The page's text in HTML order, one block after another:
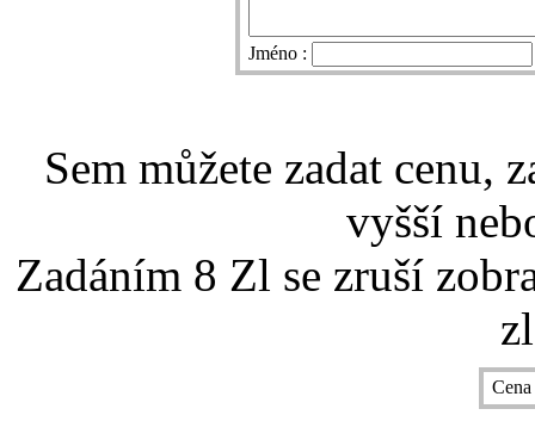
Jméno :
Sem můžete zadat cenu,
vyšší
Zadáním 8 Zl se zruší